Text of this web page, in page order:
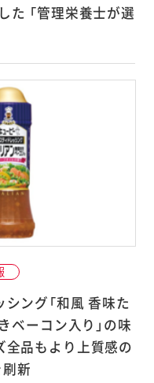
た 「管理栄養士が選
ング「和風 香味た
ベーコン入り」の味
全品もより上質感の
新